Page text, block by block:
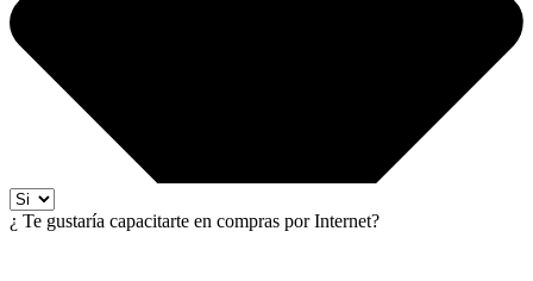
¿ Te gustaría capacitarte en compras por Internet?